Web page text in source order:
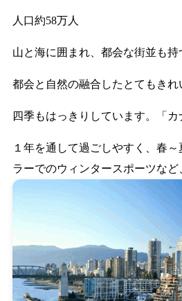
人口約58万人
山と海に囲まれ、都会な街並も持
都会と自然の融合したとてもきれ
四季もはっきりしています。「
１年を通して過ごしやすく、春
ラーでのウィンタースポーツな